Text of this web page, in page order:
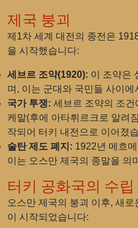
제국 붕괴
제1차 세계 대전의 종전은
을 시작했습니다:
세브르 조약(1920): 이 조약은
며, 이는 군대와 국민들 사이
국가 투쟁: 세브르 조약의 조
케말(후에 아타튀르크로 알려
작되어 터키 내전으로 이어졌
술탄 제도 폐지: 1922년 메흐
이는 오스만 제국의 종말을 의
터키 공화국의 수립
오스만 제국의 붕괴 이후, 새
이 시작되었습니다: